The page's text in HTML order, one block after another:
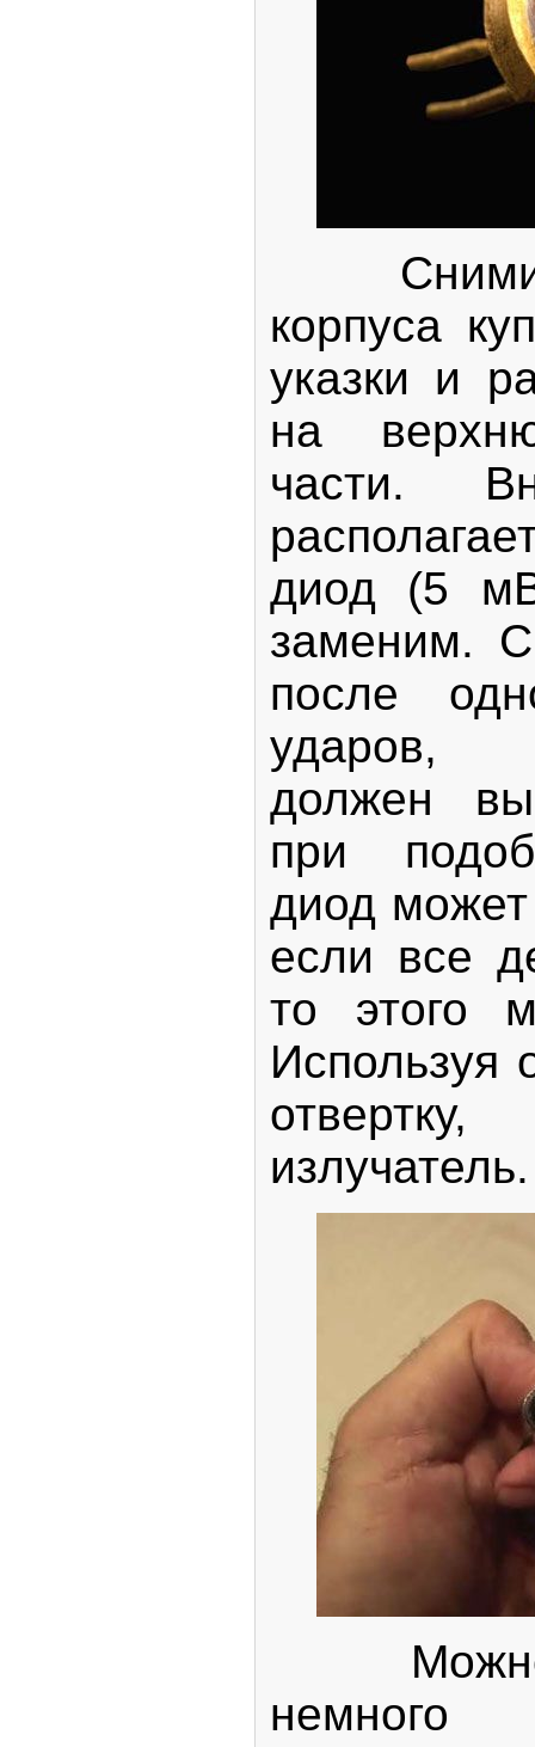
корпуса
указки и
на
части.
диод (5
заменим.
после
ударов,
должен
при
диод может
если все
то этого
Используя
Можно
немного